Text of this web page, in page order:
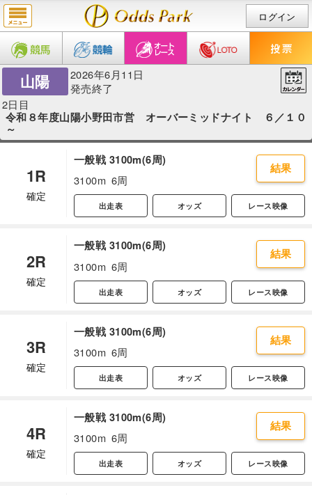
ログイン
山陽
2026年6月11日
発売終了
2日目
令和８年度山陽小野田市営 オーバーミッドナイト ６／１０
～
1R
確定
一般戦 3100m(6周)
3100m 6周
結果
出走表 オッズ レース映像
2R
確定
一般戦 3100m(6周)
3100m 6周
結果
出走表 オッズ レース映像
3R
確定
一般戦 3100m(6周)
3100m 6周
結果
出走表 オッズ レース映像
4R
確定
一般戦 3100m(6周)
3100m 6周
結果
出走表 オッズ レース映像